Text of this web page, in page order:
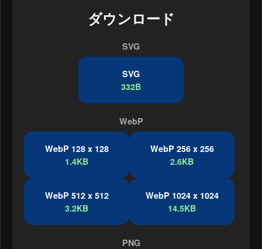
ダウンロード
SVG
SVG
332B
WebP
WebP 128 x 128
1.4KB
WebP 256 x 256
2.6KB
WebP 512 x 512
3.2KB
WebP 1024 x 1024
14.5KB
PNG